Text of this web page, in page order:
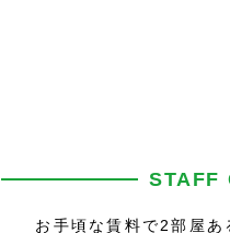
STAFF
お手頃な賃料で2部屋